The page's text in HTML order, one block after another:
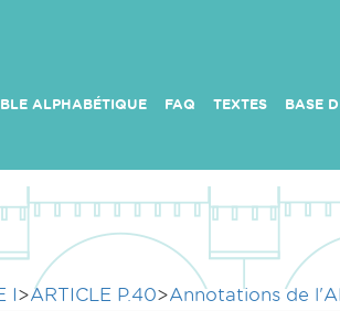
ALPHABÉTIQUE FAQ TEXTES BASE
I>ARTICLE P.40>Annotations de